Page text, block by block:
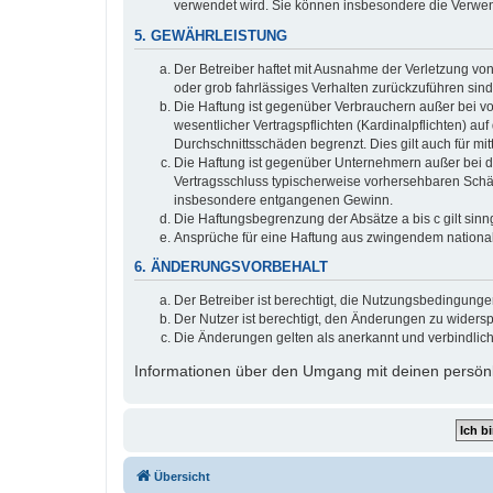
verwendet wird. Sie können insbesondere die
5. GEWÄHRLEISTUNG
Der Betreiber haftet mit Ausnahme der Verletzung
oder grob fahrlässiges Verhalten zurückzuführen
Die Haftung ist gegenüber Verbrauchern außer bei
wesentlicher Vertragspflichten (Kardinalpflichten)
Durchschnittsschäden begrenzt. Dies gilt auch für
Die Haftung ist gegenüber Unternehmern außer bei
Vertragsschluss typischerweise vorhersehbaren
insbesondere entgangenen Gewinn.
Die Haftungsbegrenzung der Absätze a bis c gilt
Ansprüche für eine Haftung aus zwingendem
6. ÄNDERUNGSVORBEHALT
Der Betreiber ist berechtigt, die
Der Nutzer ist berechtigt, den Änderungen zu
Die Änderungen gelten als anerkannt und
Informationen über den Umgang mit deinen
Übersicht